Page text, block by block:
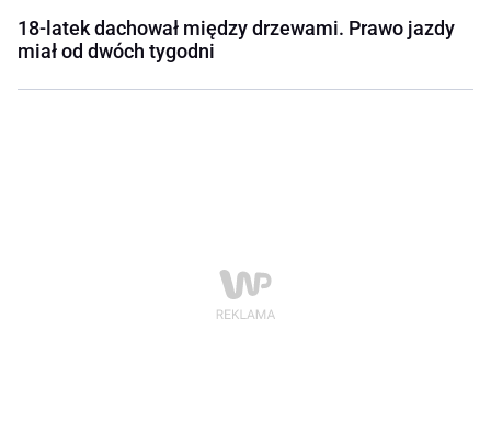
18-latek dachował między drzewami. Prawo jazdy
miał od dwóch tygodni